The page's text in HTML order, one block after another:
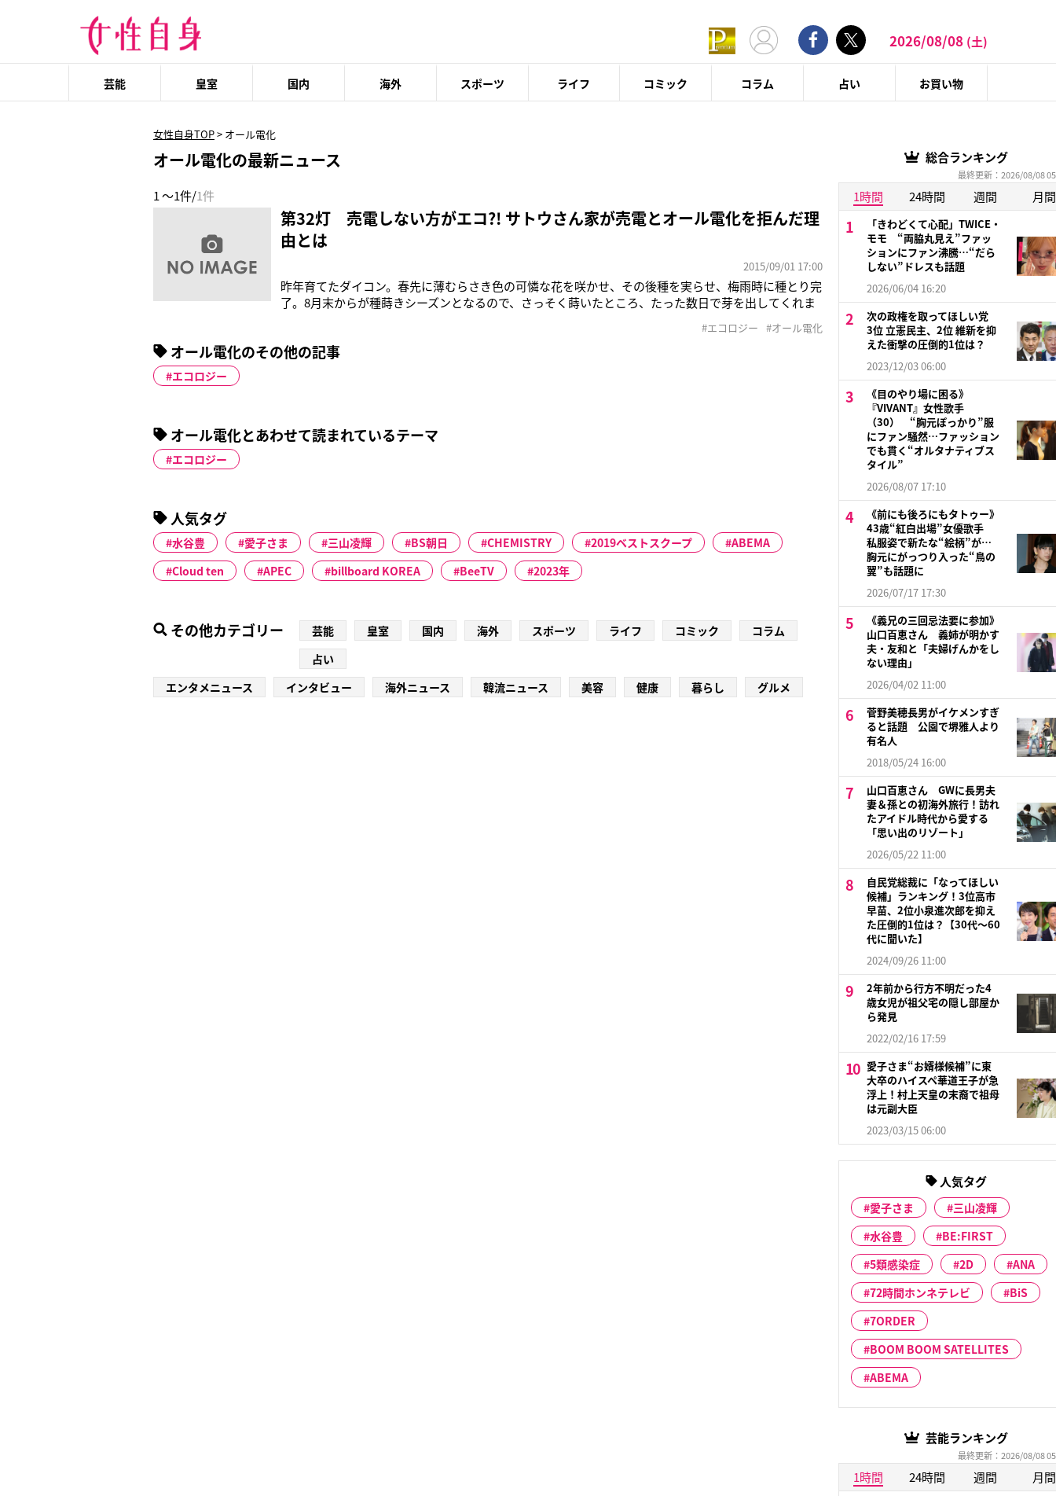
2026/08/08 (土)
芸能 皇室 国内 海外 スポーツ ライフ コミック コラム 占い お買い物
女性自身TOP> オール電化
オール電化の最新ニュース
1 ～1件/1件
第32灯 売電しない方がエコ?! サトウさん家が売電とオール電化を拒んだ理
由とは
2015/09/01 17:00
昨年育てたダイコン。春先に薄むらさき色の可憐な花を咲かせ、その後種を実らせ、梅雨時に種とり完
了。8月末からが種蒔きシーズンとなるので、さっそく蒔いたところ、たった数日で芽を出してくれま
す。自分の手で育てて種とりした命がこうして新たな命につながる。連綿たる命の営みに触れるこの瞬
間は喜びに溢れます！さて、先日の
#エコロジー #オール電化
オール電化のその他の記事
エコロジー
オール電化とあわせて読まれているテーマ
エコロジー
人気タグ
水谷豊 愛子さま 三山凌輝 BS朝日 CHEMISTRY 2019ベストスクープ
ABEMA
Cloud ten
APEC billboard KOREA BeeTV 2023年
その他カテゴリー 芸能 皇室 国内 海外 スポーツ ライフ コミック
コラム
占い
エンタメニュース
インタビュー 海外ニュース 韓流ニュース 美容 健康 暮らし グルメ
総合ランキング
最終更新：2026/08/08
1時間 24時間 週間 月間
「きわどくて心配」TWICE・
モモ “両脇丸見え”ファッ
ションにファン沸騰…“だら
しない”ドレスも話題
2026/06/04 16:20
次の政権を取ってほしい党
3位 立憲民主、2位 維新を抑
えた衝撃の圧倒的1位は？
2023/12/03 06:00
《目のやり場に困る》
『VIVANT』女性歌手
（30） “胸元ぽっかり”服
にファン騒然…ファッション
でも貫く“オルタナティブス
タイル”
2026/08/07 17:10
《前にも後ろにもタトゥー》
43歳“紅白出場”女優歌手
私服姿で新たな“絵柄”が…
胸元にがっつり入った“鳥の
翼”も話題に
2026/07/17 17:30
《義兄の三回忌法要に参加》
山口百恵さん 義姉が明かす
夫・友和と「夫婦げんかをし
ない理由」
2026/04/02 11:00
菅野美穂長男がイケメンすぎ
ると話題 公園で堺雅人より
有名人
2018/05/24 16:00
山口百恵さん GWに長男夫
妻＆孫との初海外旅行！訪れ
たアイドル時代から愛する
「思い出のリゾート」
2026/05/22 11:00
自民党総裁に「なってほしい
候補」ランキング！3位高市
早苗、2位小泉進次郎を抑え
た圧倒的1位は？【30代〜60
代に聞いた】
2024/09/26 11:00
2年前から行方不明だった4
歳女児が祖父宅の隠し部屋か
ら発見
2022/02/16 17:59
愛子さま“お婿様候補”に東
大卒のハイスペ華道王子が急
浮上！村上天皇の末裔で祖母
は元副大臣
2023/03/15 06:00
人気タグ
愛子さま
三山凌輝
水谷豊
BE:FIRST
5類感染症
2D
ANA
72時間ホンネテレビ
BiS
7ORDER
BOOM BOOM SATELLITES
ABEMA
芸能ランキング
最終更新：2026/08/08
1時間 24時間 週間 月間